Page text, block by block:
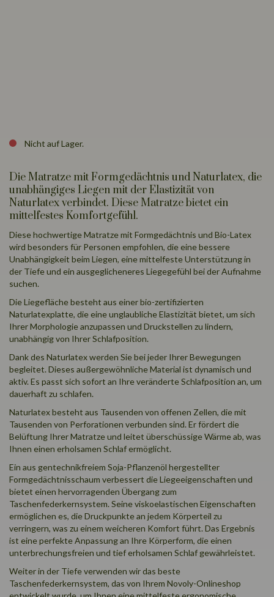
Nicht auf Lager.
Die Matratze mit Formgedächtnis und Naturlatex, die
unabhängiges Liegen mit der Elastizität von
Naturlatex verbindet. Diese Matratze bietet ein
mittelfestes Komfortgefühl.
Diese hochwertige Matratze mit Formgedächtnis und Bio-Latex
wird besonders für Personen empfohlen, die eine bessere
Unabhängigkeit beim Liegen, eine mittelfeste Unterstützung in
der Tiefe und ein ausgeglicheneres Liegegefühl bei der Aufnahme
suchen.
Die Liegefläche besteht aus einer bio-zertifizierten
Naturlatexplatte, die eine unglaubliche Elastizität bietet, um sich
Ihrer Morphologie anzupassen und Druckstellen zu lindern,
unabhängig von Ihrer Schlafposition.
Dank des Naturlatex werden Sie bei jeder Ihrer Bewegungen
begleitet. Dieses außergewöhnliche Material ist dynamisch und
aktiv. Es passt sich sofort an Ihre veränderte Schlafposition an, um
dauerhaft zu schlafen.
Naturlatex besteht aus Tausenden von offenen Zellen, die mit
Tausenden von Perforationen verbunden sind. Er fördert die
Belüftung Ihrer Matratze und leitet überschüssige Wärme ab, was
Ihnen einen erholsamen Schlaf ermöglicht.
Ein aus gentechnikfreiem Soja-Pflanzenöl hergestellter
Formgedächtnisschaum verbessert die Liegeeigenschaften und
bietet einen hervorragenden Übergang zum
Taschenfederkernsystem. Seine viskoelastischen Eigenschaften
ermöglichen es, die Druckpunkte an jedem Körperteil zu
verringern, was zu einem weicheren Komfort führt. Das Ergebnis
ist eine perfekte Anpassung an Ihre Körperform, die einen
unterbrechungsfreien und tief erholsamen Schlaf gewährleistet.
Weiter in der Tiefe verwenden wir das beste
Taschenfederkernsystem, das von Ihrem Novoly-Onlineshop